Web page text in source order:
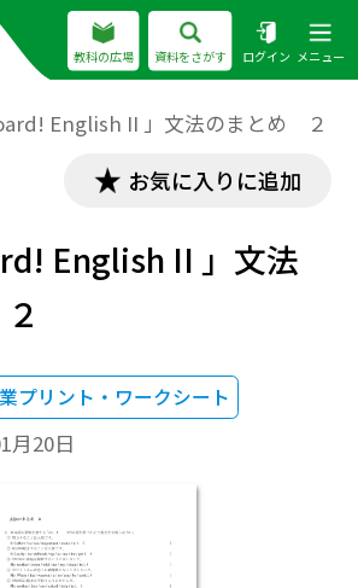
教科の広場 資料をさがす ログイン メニュー
English II 」文法のまとめ ２
お気に入りに追加
English II 」文法
プリント・ワークシート
月20日